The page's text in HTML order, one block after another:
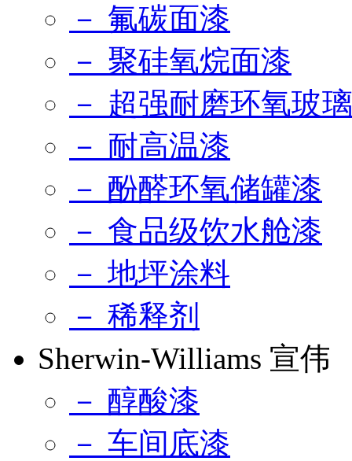
－ 氟碳面漆
－ 聚硅氧烷面漆
－ 超强耐磨环氧玻
－ 耐高温漆
－ 酚醛环氧储罐漆
－ 食品级饮水舱漆
－ 地坪涂料
－ 稀释剂
Sherwin-Williams 宣伟
－ 醇酸漆
－ 车间底漆